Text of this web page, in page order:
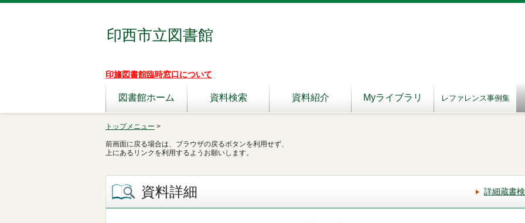
印西市立図書館
印旛図書館臨時窓口について
図書館ホーム 資料検索 資料紹介 Myライブラリ レファレンス事例集
トップメニュー >
前画面に戻る場合は、ブラウザの戻るボタンを利用せず、
上にあるリンクを利用するようお願いします。
資料詳細 詳細蔵書